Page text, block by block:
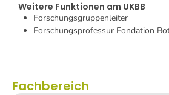
Weitere Funktionen am UKBB
Forschungsgruppenleiter
Forschungsprofessur Fondation
Fachbereich